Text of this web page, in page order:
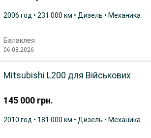
2006 год • 231 000 км • Дизель • Механика
Балаклея
06.08.2026
145 000 грн.
Mitsubishi L200 для Військових
2010 год • 181 000 км • Дизель • Механика